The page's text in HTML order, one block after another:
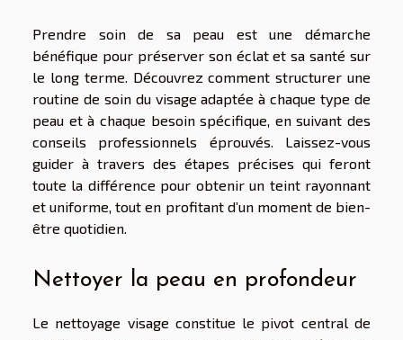
Prendre soin de sa peau est une démarche
bénéfique pour préserver son éclat et sa santé sur
le long terme. Découvrez comment structurer une
routine de soin du visage adaptée à chaque type de
peau et à chaque besoin spécifique, en suivant des
conseils professionnels éprouvés. Laissez-vous
guider à travers des étapes précises qui feront
toute la différence pour obtenir un teint rayonnant
et uniforme, tout en profitant d’un moment de bien-
être quotidien.
Nettoyer la peau en profondeur
Le nettoyage visage constitue le pivot central de